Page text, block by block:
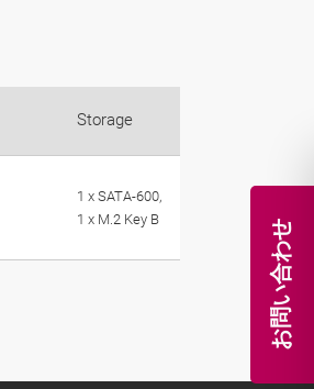
お問い合わせ
Storage
1 x SATA-600,
1 x M.2 Key B